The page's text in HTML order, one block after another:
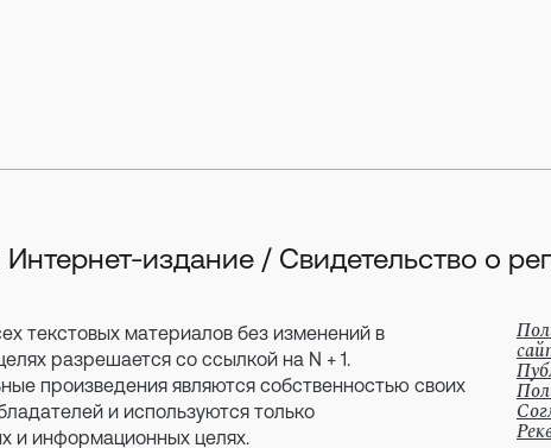
Интернет-издание / Свидетельство о
текстовых материалов без изменений в
разрешается со ссылкой на N + 1.
произведения являются собственностью своих
и используются только
и информационных целях.